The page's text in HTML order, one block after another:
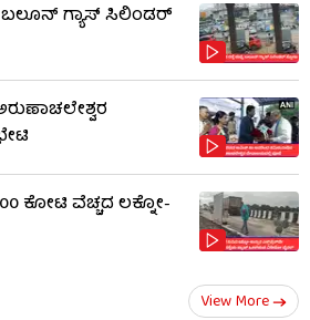
ಬಲೂನ್ ಗ್ಯಾಸ್ ಸಿಲಿಂಡರ್
ಕೋಟಿ ವೆಚ್ಚದ ಲಕ್ನೋ-
View More